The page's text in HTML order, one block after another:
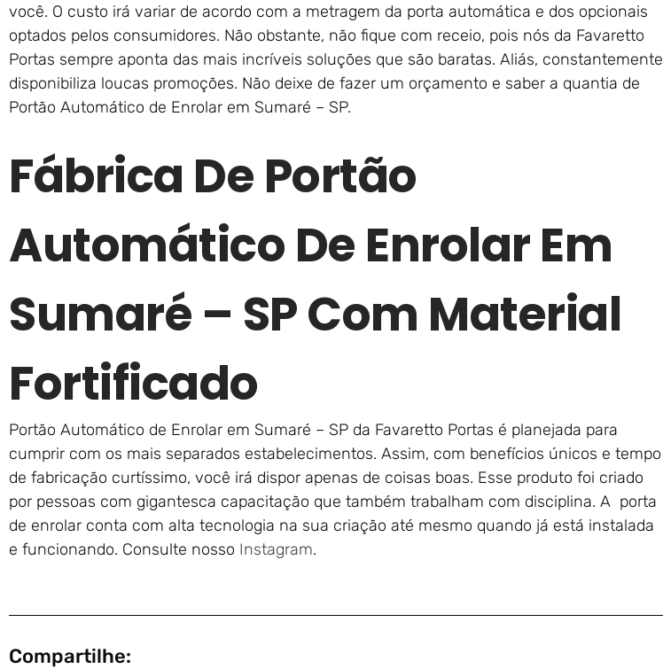
você. O custo irá variar de acordo com a metragem da porta automática e dos opcionais
optados pelos consumidores. Não obstante, não fique com receio, pois nós da Favaretto
Portas sempre aponta das mais incríveis soluções que são baratas. Aliás, constantemente
disponibiliza loucas promoções. Não deixe de fazer um orçamento e saber a quantia de
Portão Automático de Enrolar em Sumaré – SP.
Fábrica De Portão
Automático De Enrolar Em
Sumaré – SP Com Material
Fortificado
Portão Automático de Enrolar em Sumaré – SP da Favaretto Portas é planejada para
cumprir com os mais separados estabelecimentos. Assim, com benefícios únicos e tempo
de fabricação curtíssimo, você irá dispor apenas de coisas boas. Esse produto foi criado
por pessoas com gigantesca capacitação que também trabalham com disciplina. A porta
de enrolar conta com alta tecnologia na sua criação até mesmo quando já está instalada
e funcionando. Consulte nosso Instagram.
Compartilhe: